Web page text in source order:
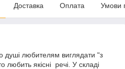
Доставка Оплата Умови
душі любителям виглядати "з
любить якісні речі. У складі